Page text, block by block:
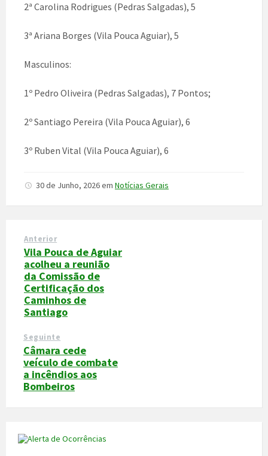
2ª Carolina Rodrigues (Pedras Salgadas), 5
3ª Ariana Borges (Vila Pouca Aguiar), 5
Masculinos:
1º Pedro Oliveira (Pedras Salgadas), 7 Pontos;
2º Santiago Pereira (Vila Pouca Aguiar), 6
3º Ruben Vital (Vila Pouca Aguiar), 6
30 de Junho, 2026em Notícias Gerais
Anterior
Vila Pouca de Aguiar
acolheu a reunião
da Comissão de
Certificação dos
Caminhos de
Santiago
Seguinte
Câmara cede
veículo de combate
a incêndios aos
Bombeiros